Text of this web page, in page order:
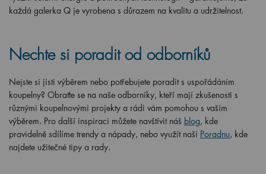
každá galerka Q je vyrobena s důrazem na kvalitu a udržitelnost.
Nechte si poradit od odborníků
Nejste si jisti výběrem nebo potřebujete poradit s uspořádáním
koupelny? Obraťte se na naše odborníky, kteří mají zkušenosti s
různými koupelnovými projekty a rádi vám pomohou s vaším
výběrem. Pro další inspiraci můžete navštívit náš blog, kde
pravidelně sdílíme trendy a nápady, nebo využít naši Poradnu, kde
najdete užitečné tipy a rady.